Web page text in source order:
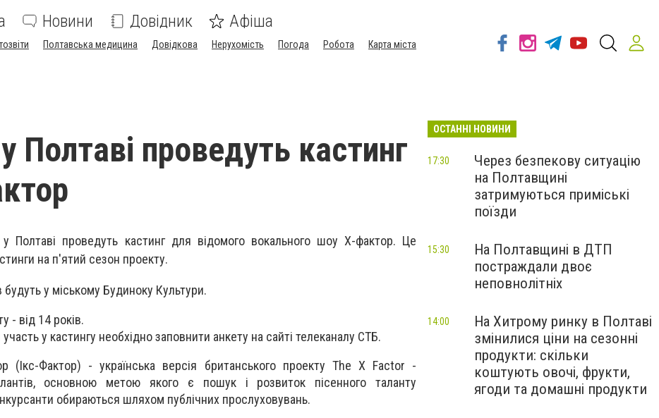
Новини Довідник Афіша
Полтавська медицина Довідкова Нерухомість Погода Робота
Карта міста
Полтаві проведуть кастинг
Полтаві проведуть кастинг для відомого вокального шоу Х-фактор. Це
на п'ятий сезон проекту.
будуть у міському Будиноку Культури.
- від 14 років.
у кастингу необхідно заповнити анкету на сайті телеканалу СТБ.
(Ікс-Фактор) - українська версія британського проекту The X Factor -
основною метою якого є пошук і розвиток пісенного таланту
обираються шляхом публічних прослуховувань.
ОСТАННІ НОВИНИ
Через безпекову ситуацію
на Полтавщині
затримуються приміські
поїзди
17:30
На Полтавщині в ДТП
постраждали двоє
неповнолітніх
15:30
На Хитрому ринку в Полтаві
змінилися ціни на сезонні
продукти: скільки
коштують овочі, фрукти,
ягоди та домашні продукти
14:00